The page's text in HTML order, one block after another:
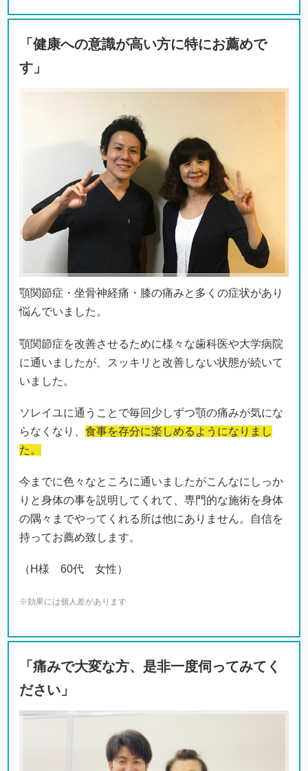
「健康への意識が高い方に特にお薦めで
す」
顎関節症・坐骨神経痛・膝の痛みと多くの症状があり
悩んでいました。
顎関節症を改善させるために様々な歯科医や大学病院
に通いましたが、スッキリと改善しない状態が続いて
いました。
ソレイユに通うことで毎回少しずつ顎の痛みが気にな
らなくなり、 食事を存分に楽しめるようになりまし
た。
今までに色々なところに通いましたがこんなにしっか
りと身体の事を説明してくれて、専門的な施術を身体
の隅々までやってくれる所は他にありません。自信を
持ってお薦め致します。
（H様 60代 女性）
※効果には個人差があります
「痛みで大変な方、是非一度伺ってみてく
ださい」